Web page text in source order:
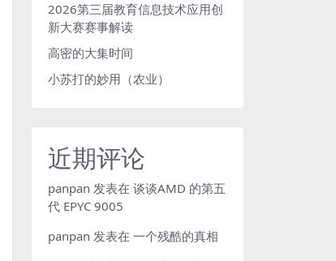
2026第三届教育信息技术应用创
新大赛赛事解读
高密的大集时间
小苏打的妙用（农业）
近期评论
panpan 发表在 谈谈AMD 的第五
代 EPYC 9005
panpan 发表在 一个残酷的真相